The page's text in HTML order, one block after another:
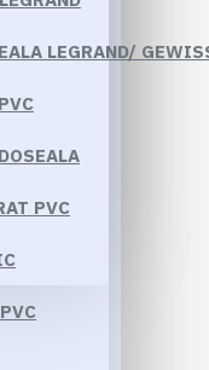
LEGRAND/
PVC